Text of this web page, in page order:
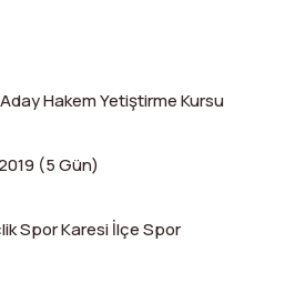
(Sadece Kulüp Yetkilileri)
Hakem Yetiştirme Kursu
(5 Gün)
Spor Karesi İlçe Spor